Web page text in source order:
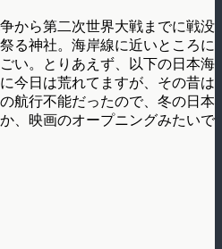
から第二次世界大戦までに戦没
る神社。海岸線に近いところに
い。とりあえず、以下の日本海
今日は荒れてますが、その昔は
航行不能だったので、冬の日本
、映画のオープニングみたいで